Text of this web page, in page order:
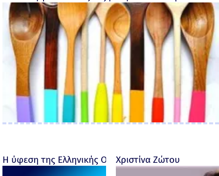
Η ύφεση της Ελληνικής Οικονομίας - Ροσέτος
Χριστίνα Ζώτου